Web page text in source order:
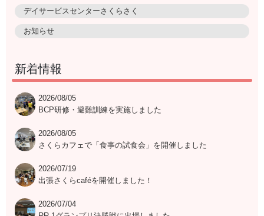
デイサービスセンターさくらさく
お知らせ
新着情報
2026/08/05
BCP研修・避難訓練を実施しました
2026/08/05
さくらカフェで「食事の試食会」を開催しました
2026/07/19
出張さくらcaféを開催しました！
2026/07/04